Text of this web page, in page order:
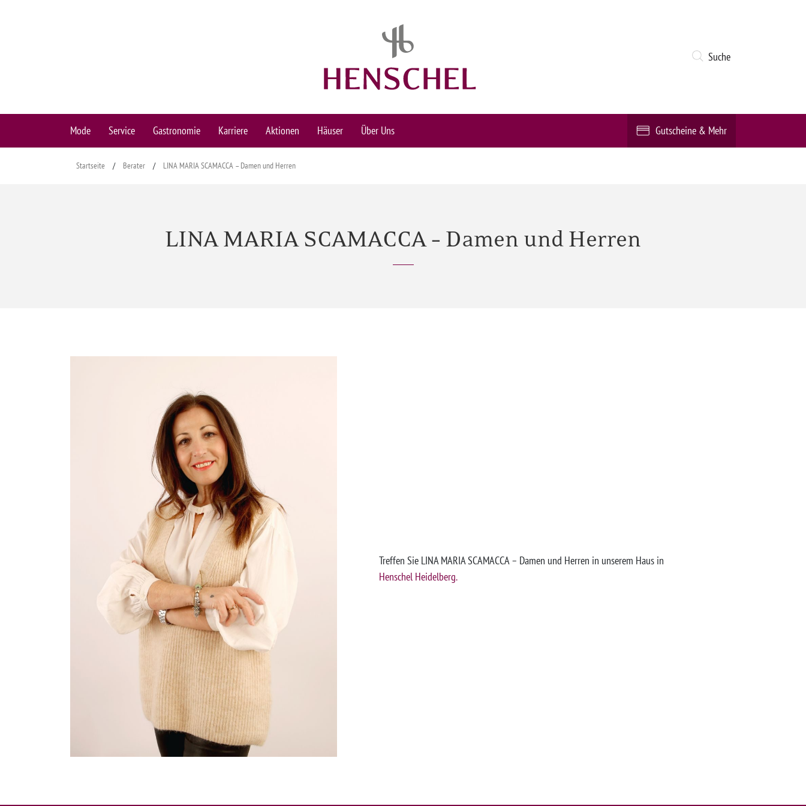
Suche
Mode Service Gastronomie Karriere Aktionen Häuser Über Uns Gutscheine & Mehr
Startseite / Berater / LINA MARIA SCAMACCA – Damen und Herren
LINA MARIA SCAMACCA – Damen und Herren
Treffen Sie LINA MARIA SCAMACCA – Damen und Herren in unserem Haus in
Henschel Heidelberg.